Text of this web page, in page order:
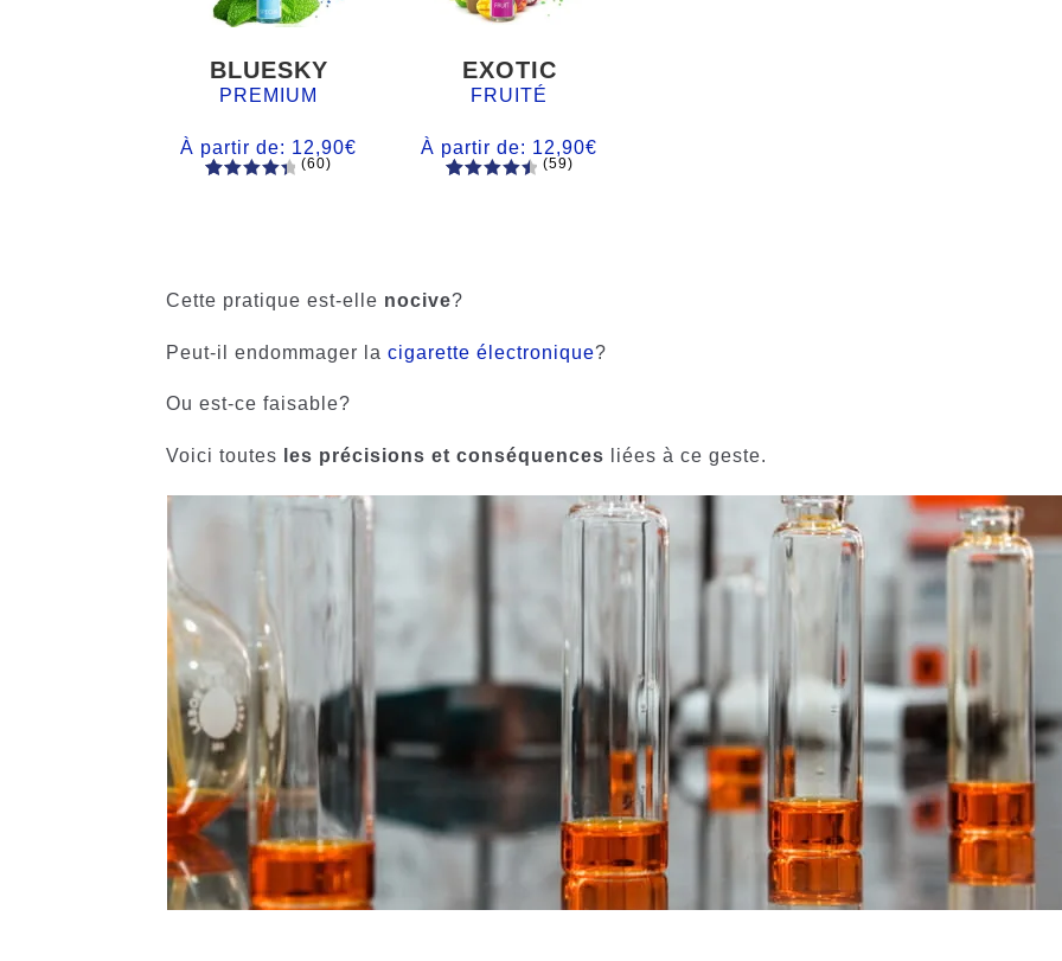
BLUESKY
PREMIUM
À partir de: 12,90€
notations
(60)
EXOTIC
FRUITÉ
À partir de: 12,90€
(59)
Cette pratique est-elle nocive?
Peut-il endommager lacigarette électronique?
Ou est-ce faisable?
Voici toutes les précisions et conséquences liées à ce geste.